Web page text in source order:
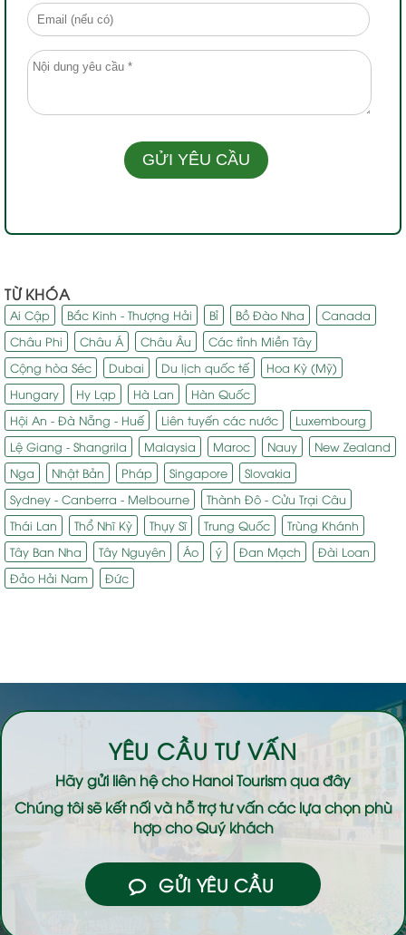
TỪ KHÓA
Ai Cập Bắc Kinh - Thượng Hải Bỉ Bồ Đào Nha
Canada
Châu Phi
Châu Á Châu Âu
Các tỉnh Miền Tây
Cộng hòa Séc
Dubai Du lịch quốc tế
Hoa Kỳ (Mỹ)
Hungary
Hy Lạp Hà Lan
Hàn Quốc
Hội An - Đà Nẵng - Huế
Liên tuyến các nước
Luxembourg
Lệ Giang - Shangrila
Malaysia Maroc Nauy
New Zealand
Nga
Nhật Bản Pháp Singapore
Slovakia
Sydney - Canberra - Melbourne
Thành Đô - Cửu Trại Câu
Thái Lan
Thổ Nhĩ Kỳ Thụy Sĩ Trung Quốc
Trùng Khánh
Tây Ban Nha
Tây Nguyên Áo ý Đan Mạch
Đài Loan
Đảo Hải Nam
Đức
YÊU CẦU TƯ VẤN
Hãy gửi liên hệ choHanoi Tourismqua đây
Chúng tôi sẽ kết nối và hỗ trợ tư vấn các lựa chọn phù
hợp cho Quý khách
GỬI YÊU CẦU